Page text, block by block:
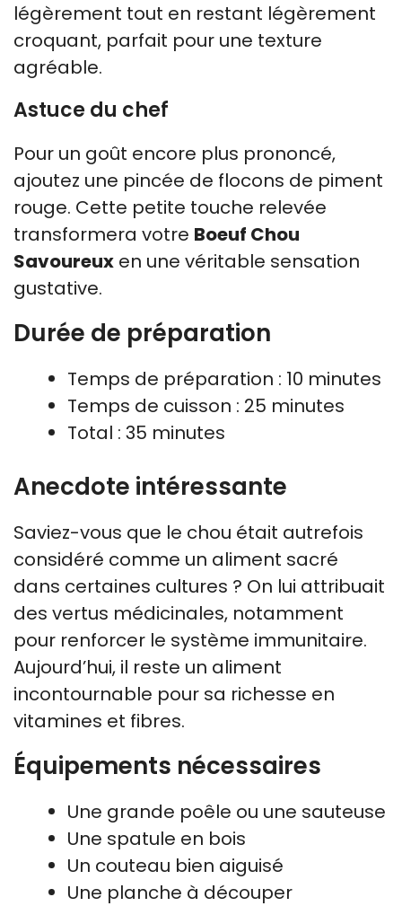
légèrement tout en restant légèrement
croquant, parfait pour une texture
agréable.
Astuce du chef
Pour un goût encore plus prononcé,
ajoutez une pincée de flocons de piment
rouge. Cette petite touche relevée
transformera votre Boeuf Chou
Savoureux en une véritable sensation
gustative.
Durée de préparation
Temps de préparation : 10 minutes
Temps de cuisson : 25 minutes
Total : 35 minutes
Anecdote intéressante
Saviez-vous que le chou était autrefois
considéré comme un aliment sacré
dans certaines cultures ? On lui attribuait
des vertus médicinales, notamment
pour renforcer le système immunitaire.
Aujourd’hui, il reste un aliment
incontournable pour sa richesse en
vitamines et fibres.
Équipements nécessaires
Une grande poêle ou une sauteuse
Une spatule en bois
Un couteau bien aiguisé
Une planche à découper